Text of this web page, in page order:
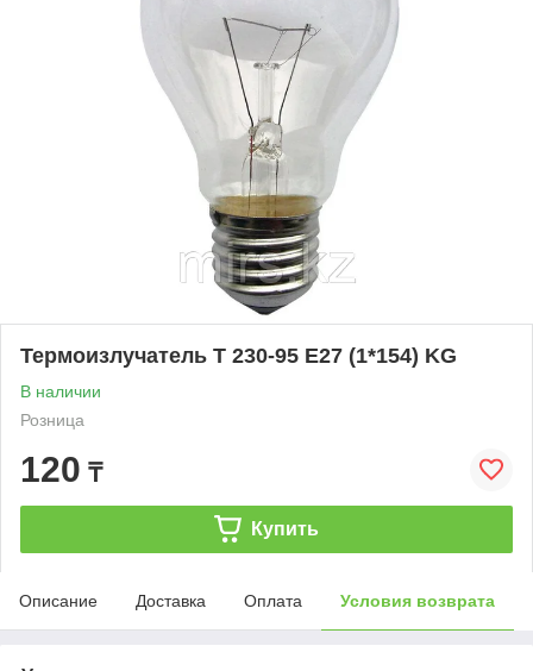
Термоизлучатель Т 230-95 Е27 (1*154) KG
В наличии
Розница
120 ₸
Купить
Описание Доставка Оплата Условия возврата